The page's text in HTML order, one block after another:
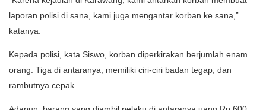
laporan polisi di sana, kami juga mengantar korban ke sana,”
katanya.
Kepada polisi, kata Siswo, korban diperkirakan berjumlah enam
orang. Tiga di antaranya, memiliki ciri-ciri badan tegap, dan
rambutnya cepak.